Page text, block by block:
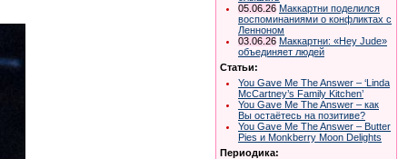
05.06.26 Маккартни поделился
воспоминаниями о конфликтах с
Ленноном
03.06.26 Маккартни: «Hey Jude»
объединяет людей
Статьи:
You Gave Me The Answer – ‘Linda
McCartney’s Family Kitchen’
You Gave Me The Answer – как
Вы остаётесь на позитиве?
You Gave Me The Answer – Butter
Pies и Monkberry Moon Delights
Периодика: